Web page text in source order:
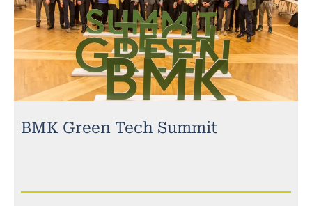
BMK Green Tech Summit